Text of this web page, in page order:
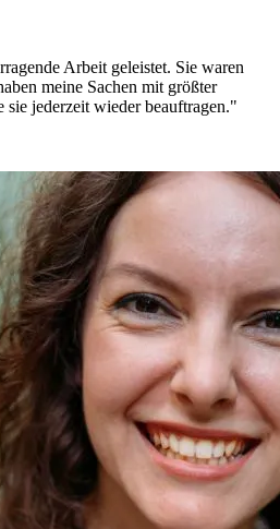
Arbeit geleistet. Sie waren
meine Sachen mit größter
jederzeit wieder beauftragen."